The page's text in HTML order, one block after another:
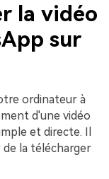
la vidéo
sur
ordinateur à
d'une vidéo
et directe. Il
la télécharger